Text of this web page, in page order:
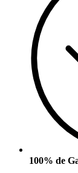
100% de